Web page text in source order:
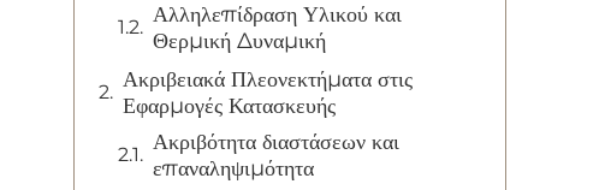
Αλληλεπίδραση Υλικού και
Θερμική Δυναμική
Ακριβειακά Πλεονεκτήματα στις
Εφαρμογές Κατασκευής
Ακριβότητα διαστάσεων και
επαναληψιμότητα